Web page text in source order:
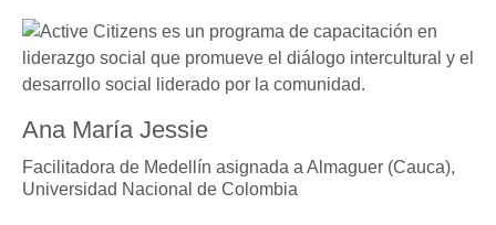
Ana María Jessie
Facilitadora de Medellín asignada a Almaguer (Cauca),
Universidad Nacional de Colombia